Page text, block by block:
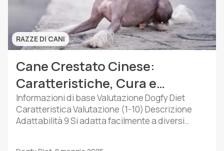
RAZZE DI CANI
Cane Crestato Cinese:
Caratteristiche, Cura e
Temperamento
Informazioni di base Valutazione Dogfy Diet
Caratteristica Valutazione (1-10) Descrizione
Adattabilità 9 Si adatta facilmente a diversi